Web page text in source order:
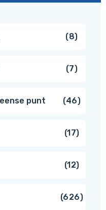
88
77
punt 4646
1717
1212
626626